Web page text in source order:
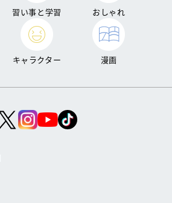
習い事と学習 おしゃれ
キャラクター 漫画